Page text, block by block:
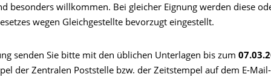
besonders willkommen. Bei gleicher Eignung werden diese
wegen Gleichgestellte bevorzugt eingestellt.
senden Sie bitte mit den üblichen Unterlagen bis zum
der Zentralen Poststelle bzw. der Zeitstempel auf dem E-